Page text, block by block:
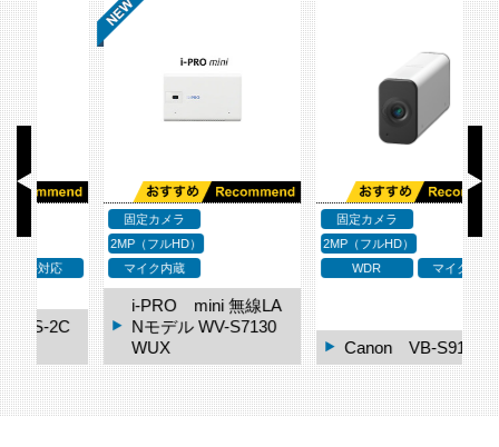
固定カメラ
2MP（フルHD）
マイク内蔵
i-PRO mini 無線LA
Nモデル WV-S7130
WUX
固定カメラ
2MP（フルHD）
WDR
マイク内蔵
Canon VB-S910F